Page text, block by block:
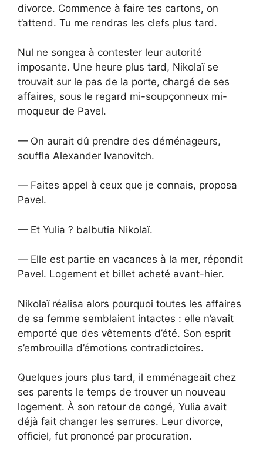
divorce. Commence à faire tes cartons, on
t’attend. Tu me rendras les clefs plus tard.
Nul ne songea à contester leur autorité
imposante. Une heure plus tard, Nikolaï se
trouvait sur le pas de la porte, chargé de ses
affaires, sous le regard mi-soupçonneux mi-
moqueur de Pavel.
— On aurait dû prendre des déménageurs,
souffla Alexander Ivanovitch.
— Faites appel à ceux que je connais, proposa
Pavel.
— Et Yulia ? balbutia Nikolaï.
— Elle est partie en vacances à la mer, répondit
Pavel. Logement et billet acheté avant-hier.
Nikolaï réalisa alors pourquoi toutes les affaires
de sa femme semblaient intactes : elle n’avait
emporté que des vêtements d’été. Son esprit
s’embrouilla d’émotions contradictoires.
Quelques jours plus tard, il emménageait chez
ses parents le temps de trouver un nouveau
logement. À son retour de congé, Yulia avait
déjà fait changer les serrures. Leur divorce,
officiel, fut prononcé par procuration.